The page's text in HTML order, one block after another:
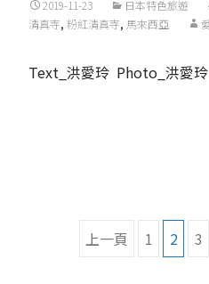
2019-11-23 日本特色旅遊
清真寺, 粉紅清真寺, 馬來西亞
Text_洪愛玲 Photo_洪愛
上一頁 1 2 3